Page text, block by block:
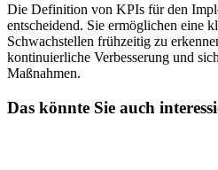
Die Definition von KPIs für den
entscheidend. Sie ermöglichen eine
Schwachstellen frühzeitig zu
kontinuierliche Verbesserung und
Maßnahmen.
Das könnte Sie auch